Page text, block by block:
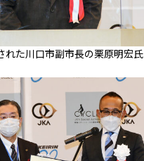
れた川口市副市長の栗原明宏氏